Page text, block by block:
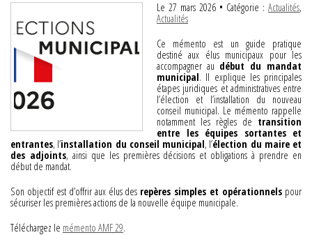
Le 27 mars 2026 • Catégorie : Actualités,
Actualités
Ce mémento est un guide pratique
destiné aux élus municipaux pour les
accompagner au début du mandat
municipal. Il explique les principales
étapes juridiques et administratives entre
l’élection et l’installation du nouveau
conseil municipal. Le mémento rappelle
notamment les règles de transition
entre les équipes sortantes et
entrantes, l’installation du conseil municipal, l’élection du maire et
des adjoints, ainsi que les premières décisions et obligations à prendre en
début de mandat.
Son objectif est d’offrir aux élus des repères simples et opérationnels pour
sécuriser les premières actions de la nouvelle équipe municipale.
Téléchargez le mémento AMF 29.